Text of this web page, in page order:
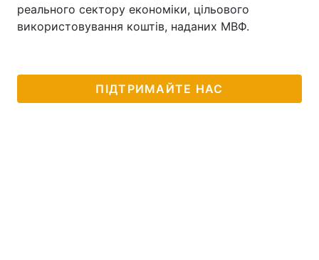
реального сектору економіки, цільового
використовування коштів, наданих МВФ.
ПІДТРИМАЙТЕ НАС